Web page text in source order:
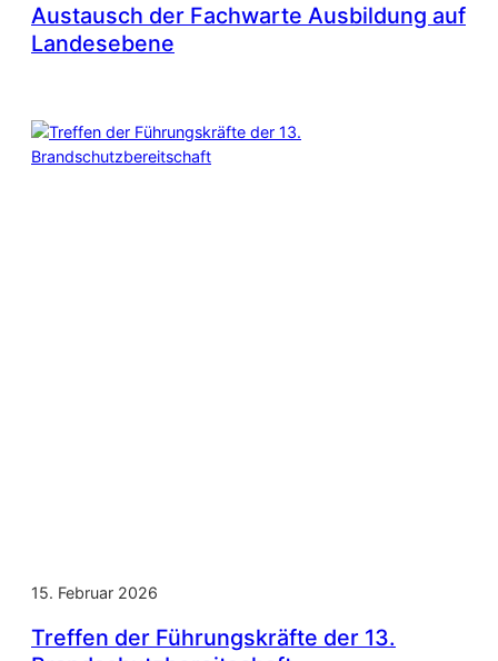
Austausch der Fachwarte Ausbildung auf
Landesebene
15. Februar 2026
Treffen der Führungskräfte der 13.